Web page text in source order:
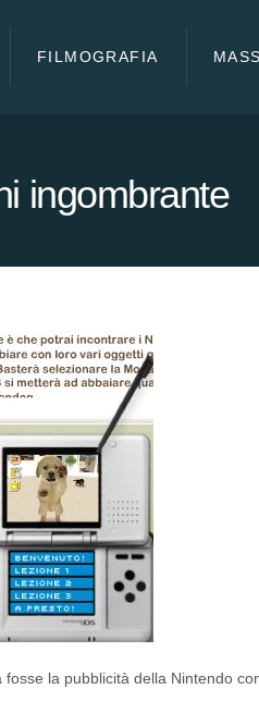
FILMOGRAFIA
ingombrante
la pubblicità della Nintendo